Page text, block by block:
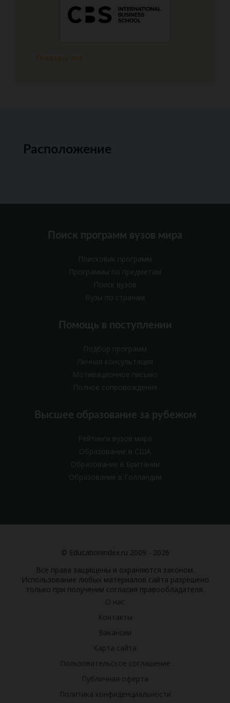
Показать все
Расположение
Поиск программ вузов мира
Поисковик программ
Программы по предметам
Поиск вузов
Вузы по странам
Помощь в поступлении
Подбор программ
Личная консультация
Мотивационное письмо
Полное сопровождение
Высшее образование за рубежом
Рейтинги вузов мира
Образование в США
Образование в Британии
Образование в Голландии
© Educationindex.ru 2009 - 2026
Все права защищены и охраняются законом.
Использование любых материалов сайта разрешено
только при получении согласия правообладателя.
О нас
Контакты
Вакансии
Карта сайта
Пользовательское соглашение
Публичная оферта
Политика конфиденциальности